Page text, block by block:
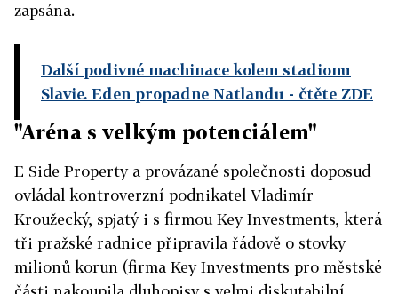
zapsána.
Další podivné machinace kolem stadionu
Slavie. Eden propadne Natlandu - čtěte ZDE
"Aréna s velkým potenciálem"
E Side Property a provázané společnosti doposud
ovládal kontroverzní podnikatel Vladimír
Kroužecký, spjatý i s firmou Key Investments, která
tři pražské radnice připravila řádově o stovky
milionů korun (firma Key Investments pro městské